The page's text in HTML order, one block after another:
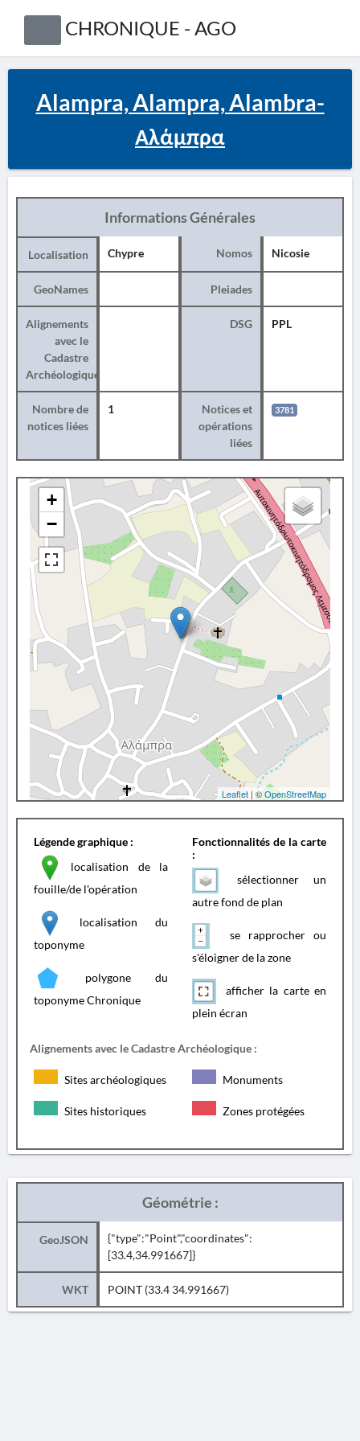
CHRONIQUE - AGO
Alampra, Alampra, Alambra-
Αλάμπρα
Informations Générales
Localisation Chypre Nomos Nicosie
GeoNames Pleiades
Alignements
avec le
Cadastre
Archéologique
DSG PPL
Nombre de
notices liées
1
Notices et
opérations
liées
3781
+
−
Leaflet | ©OpenStreetMap
Légende graphique :
localisation de la
fouille/de l'opération
localisation du
toponyme
polygone du
toponyme Chronique
Fonctionnalités de la carte
:
sélectionner un
autre fond de plan
se rapprocher ou
s'éloigner de la zone
afficher la carte en
plein écran
Alignements avec le Cadastre Archéologique :
Sites archéologiques Monuments
Sites historiques Zones protégées
Géométrie :
GeoJSON
{"type":"Point","coordinates":
[33.4,34.991667]}
WKT POINT (33.4 34.991667)